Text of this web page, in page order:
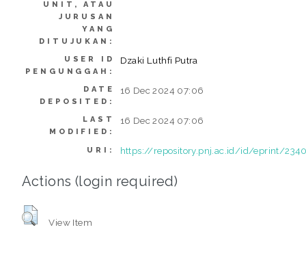
UNIT, ATAU
JURUSAN
YANG
DITUJUKAN:
USER ID
PENGUNGGAH:
Dzaki Luthfi Putra
DATE
DEPOSITED:
16 Dec 2024 07:06
LAST
MODIFIED:
16 Dec 2024 07:06
URI: https://repository.pnj.ac.id/id/eprint/
Actions (login required)
View Item